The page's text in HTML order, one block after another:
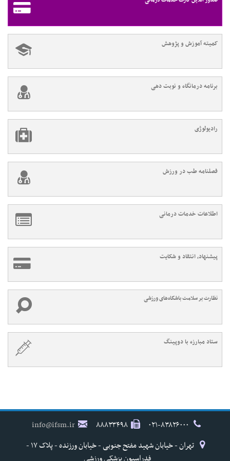
کمیته آموزش و پژوهش
برنامه درمانگاه و نوبت دهی
رادیولوژی
فصلنامه طب در ورزش
اطلاعات خدمات درمانی
پیشنهاد، انتقاد و شکایت
نظارت بر سلامت باشگاه‌های ورزشی
ستاد مبارزه با دوپینگ
۸۸۸۳۳۴۹۸
info@ifsm.ir
تهران - خیابان شهید مفتح جنوبی - خیابان ورزنده - پلاک ۱۷ -